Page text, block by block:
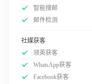
智能搜邮
邮件检测
社媒获客
领英获客
WhatsApp获客
Facebook获客